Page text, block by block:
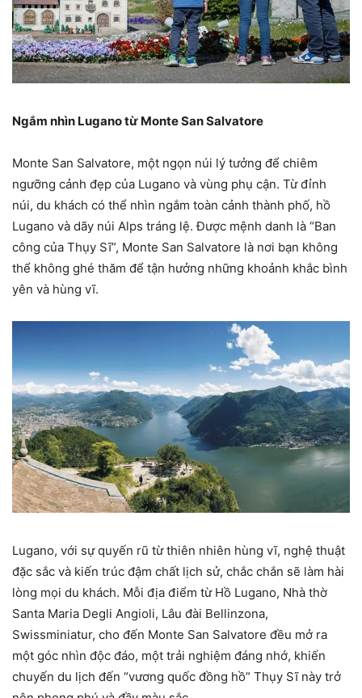
Ngắm nhìn Lugano từ Monte San Salvatore
Monte San Salvatore, một ngọn núi lý tưởng để chiêm
ngưỡng cảnh đẹp của Lugano và vùng phụ cận. Từ đỉnh
núi, du khách có thể nhìn ngắm toàn cảnh thành phố, hồ
Lugano và dãy núi Alps tráng lệ. Được mệnh danh là “Ban
công của Thụy Sĩ”, Monte San Salvatore là nơi bạn không
thể không ghé thăm để tận hưởng những khoảnh khắc bình
yên và hùng vĩ.
Lugano, với sự quyến rũ từ thiên nhiên hùng vĩ, nghệ thuật
đặc sắc và kiến trúc đậm chất lịch sử, chắc chắn sẽ làm hài
lòng mọi du khách. Mỗi địa điểm từ Hồ Lugano, Nhà thờ
Santa Maria Degli Angioli, Lâu đài Bellinzona,
Swissminiatur, cho đến Monte San Salvatore đều mở ra
một góc nhìn độc đáo, một trải nghiệm đáng nhớ, khiến
chuyến du lịch đến “vương quốc đồng hồ” Thụy Sĩ này trở